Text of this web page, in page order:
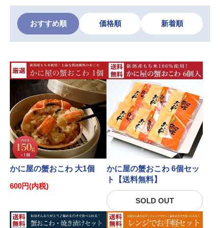
おすすめ順 価格順 新着順
かに屋の蟹おこわ 大1個
600円(内税)
かに屋の蟹おこわ 6個セッ
ト【送料無料】
SOLD OUT